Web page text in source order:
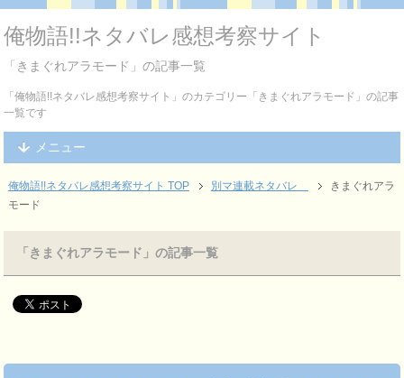
俺物語!!ネタバレ感想考察サイト
「きまぐれアラモード」の記事一覧
「俺物語!!ネタバレ感想考察サイト」のカテゴリー「きまぐれアラモード」の記事
一覧です
メニュー
俺物語!!ネタバレ感想考察サイト TOP 別マ連載ネタバレ
きまぐれアラ
モード
「きまぐれアラモード」の記事一覧